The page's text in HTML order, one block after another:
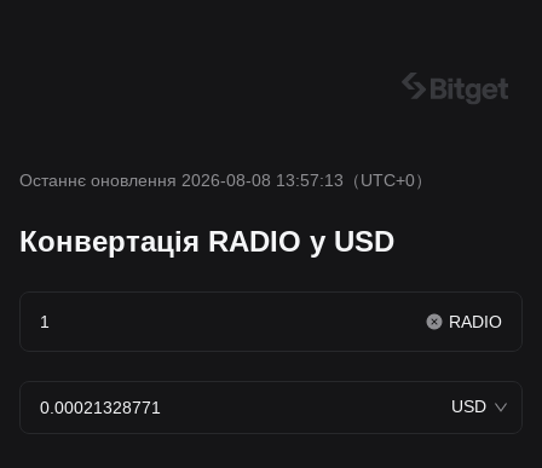
Останнє оновлення 2026-08-08 13:57:13 （UTC+0）
Конвертація RADIO у USD
RADIO
USD